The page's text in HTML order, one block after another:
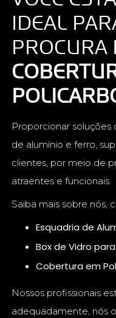
IDEAL
PROCURA
Proporcionar
de alumínio e ferro,
clientes, por meio de
atraentes e funcionais
Saiba mais sobre nós,
Esquadria de
Box de Vidro
Cobertura em
Nossos profissionais
adequadamente, nós